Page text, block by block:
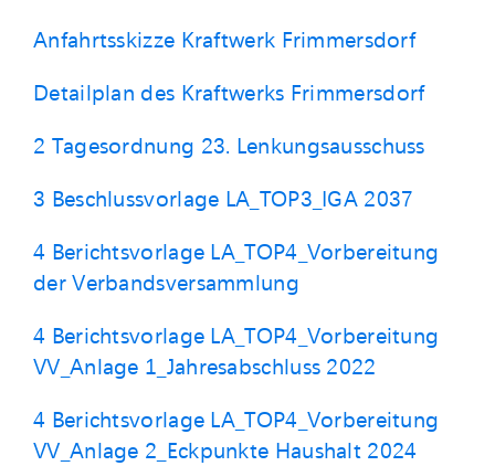
Anfahrtsskizze Kraftwerk Frimmersdorf
Detailplan des Kraftwerks Frimmersdorf
2 Tagesordnung 23. Lenkungsausschuss
3 Beschlussvorlage LA_TOP3_IGA 2037
4 Berichtsvorlage LA_TOP4_Vorbereitung
der Verbandsversammlung
4 Berichtsvorlage LA_TOP4_Vorbereitung
VV_Anlage 1_Jahresabschluss 2022
4 Berichtsvorlage LA_TOP4_Vorbereitung
VV_Anlage 2_Eckpunkte Haushalt 2024